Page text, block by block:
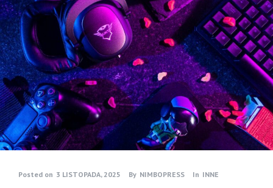
Posted on 3 LISTOPADA, 2025 By NIMBOPRESS In INNE